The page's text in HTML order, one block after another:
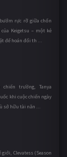
rực rỡ giữa chốn
Keigetsu – một kẻ
để hoán đổi th ...
trường, Tanya
khi cuộc chiến ngày
sở hữu tài năn ...
Clevatess (Season